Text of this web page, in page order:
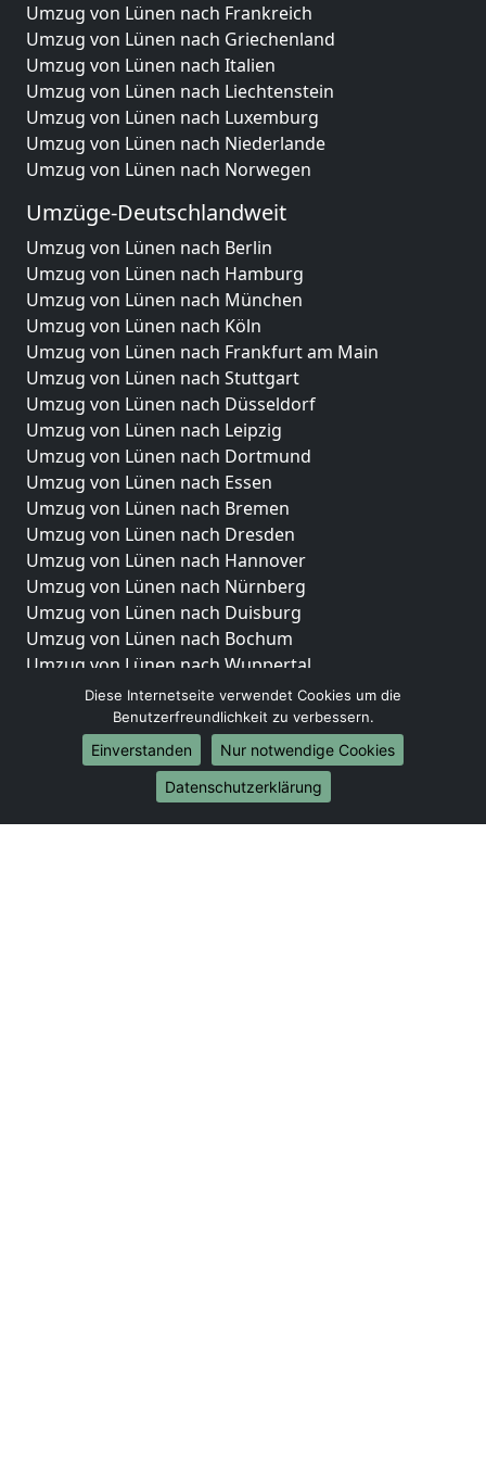
Umzug von Lünen nach Frankreich
Umzug von Lünen nach Griechenland
Umzug von Lünen nach Italien
Umzug von Lünen nach Liechtenstein
Umzug von Lünen nach Luxemburg
Umzug von Lünen nach Niederlande
Umzug von Lünen nach Norwegen
Umzüge-Deutschlandweit
Umzug von Lünen nach Berlin
Umzug von Lünen nach Hamburg
Umzug von Lünen nach München
Umzug von Lünen nach Köln
Umzug von Lünen nach Frankfurt am Main
Umzug von Lünen nach Stuttgart
Umzug von Lünen nach Düsseldorf
Umzug von Lünen nach Leipzig
Umzug von Lünen nach Dortmund
Umzug von Lünen nach Essen
Umzug von Lünen nach Bremen
Umzug von Lünen nach Dresden
Umzug von Lünen nach Hannover
Umzug von Lünen nach Nürnberg
Umzug von Lünen nach Duisburg
Umzug von Lünen nach Bochum
Umzug von Lünen nach Wuppertal
Umzug von Lünen nach Bielefeld
Umzug von Lünen nach Bonn
Umzug von Lünen nach Münster
Internationale-Umzüge
Umzug von Lünen nach Brasilien
Diese Internetseite verwendet Cookies um die
Benutzerfreundlichkeit zu verbessern.
Einverstanden
Nur notwendige Cookies
Datenschutzerklärung